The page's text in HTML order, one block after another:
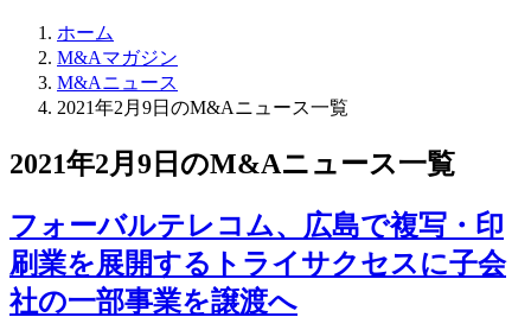
ホーム
M&Aマガジン
M&Aニュース
2021年2月9日のM&Aニュース一覧
2021年2月9日のM&Aニュース一覧
フォーバルテレコム、広島で複写・印
刷業を展開するトライサクセスに子会
社の一部事業を譲渡へ